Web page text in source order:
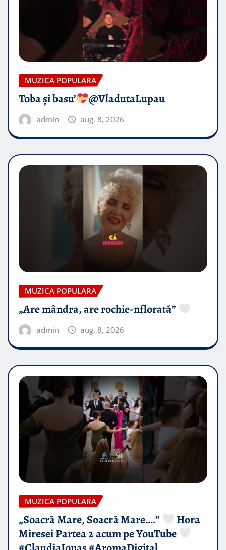
MUZICA POPULARA
Toba și basu’ @VladutaLupau
admin aug. 8, 2026
MUZICA POPULARA
„Are mândra, are rochie-nflorată”
admin aug. 8, 2026
MUZICA POPULARA
„Soacră Mare, Soacră Mare….”
Hora
Miresei Partea 2 acum pe YouTube